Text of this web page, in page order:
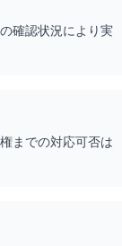
確認状況により実
までの対応可否は